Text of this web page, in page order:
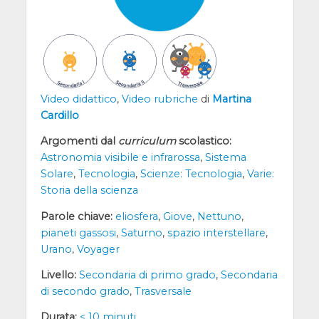
Video didattico, Video rubriche di Martina
Cardillo
Argomenti dal curriculumscolastico:
Astronomia visibile e infrarossa, Sistema
Solare, Tecnologia, Scienze: Tecnologia, Varie:
Storia della scienza
Parole chiave: eliosfera, Giove, Nettuno,
pianeti gassosi, Saturno, spazio interstellare,
Urano, Voyager
Livello: Secondaria di primo grado, Secondaria
di secondo grado, Trasversale